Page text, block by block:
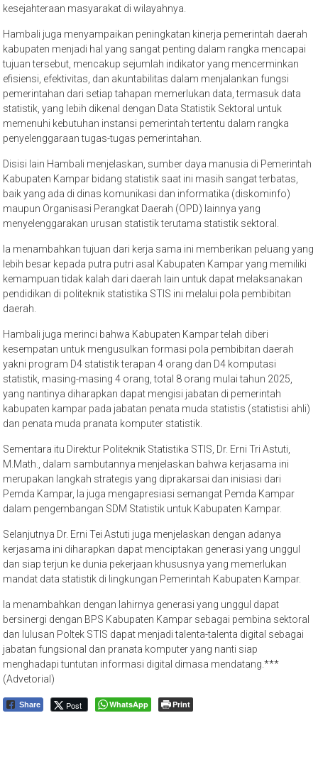
kesejahteraan masyarakat di wilayahnya.
Hambali juga menyampaikan peningkatan kinerja pemerintah daerah
kabupaten menjadi hal yang sangat penting dalam rangka mencapai
tujuan tersebut, mencakup sejumlah indikator yang mencerminkan
efisiensi, efektivitas, dan akuntabilitas dalam menjalankan fungsi
pemerintahan dari setiap tahapan memerlukan data, termasuk data
statistik, yang lebih dikenal dengan Data Statistik Sektoral untuk
memenuhi kebutuhan instansi pemerintah tertentu dalam rangka
penyelenggaraan tugas-tugas pemerintahan.
Disisi lain Hambali menjelaskan, sumber daya manusia di Pemerintah
Kabupaten Kampar bidang statistik saat ini masih sangat terbatas,
baik yang ada di dinas komunikasi dan informatika (diskominfo)
maupun Organisasi Perangkat Daerah (OPD) lainnya yang
menyelenggarakan urusan statistik terutama statistik sektoral.
Ia menambahkan tujuan dari kerja sama ini memberikan peluang yang
lebih besar kepada putra putri asal Kabupaten Kampar yang memiliki
kemampuan tidak kalah dari daerah lain untuk dapat melaksanakan
pendidikan di politeknik statistika STIS ini melalui pola pembibitan
daerah.
Hambali juga merinci bahwa Kabupaten Kampar telah diberi
kesempatan untuk mengusulkan formasi pola pembibitan daerah
yakni program D4 statistik terapan 4 orang dan D4 komputasi
statistik, masing-masing 4 orang, total 8 orang mulai tahun 2025,
yang nantinya diharapkan dapat mengisi jabatan di pemerintah
kabupaten kampar pada jabatan penata muda statistis (statistisi ahli)
dan penata muda pranata komputer statistik.
Sementara itu Direktur Politeknik Statistika STIS, Dr. Erni Tri Astuti,
M.Math., dalam sambutannya menjelaskan bahwa kerjasama ini
merupakan langkah strategis yang diprakarsai dan inisiasi dari
Pemda Kampar, Ia juga mengapresiasi semangat Pemda Kampar
dalam pengembangan SDM Statistik untuk Kabupaten Kampar.
Selanjutnya Dr. Erni Tei Astuti juga menjelaskan dengan adanya
kerjasama ini diharapkan dapat menciptakan generasi yang unggul
dan siap terjun ke dunia pekerjaan khususnya yang memerlukan
mandat data statistik di lingkungan Pemerintah Kabupaten Kampar.
Ia menambahkan dengan lahirnya generasi yang unggul dapat
bersinergi dengan BPS Kabupaten Kampar sebagai pembina sektoral
dan lulusan Poltek STIS dapat menjadi talenta-talenta digital sebagai
jabatan fungsional dan pranata komputer yang nanti siap
menghadapi tuntutan informasi digital dimasa mendatang.***
(Advetorial)
Share Post WhatsApp Print